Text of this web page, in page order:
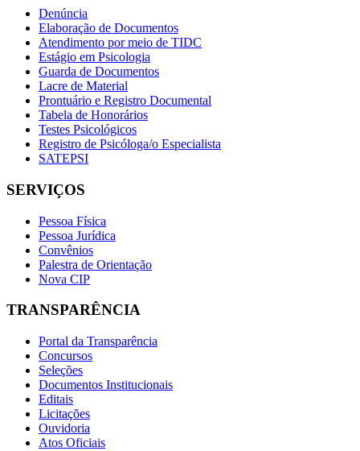
Denúncia
Elaboração de Documentos
Atendimento por meio de TIDC
Estágio em Psicologia
Guarda de Documentos
Lacre de Material
Prontuário e Registro Documental
Tabela de Honorários
Testes Psicológicos
Registro de Psicóloga/o Especialista
SATEPSI
SERVIÇOS
Pessoa Física
Pessoa Jurídica
Convênios
Palestra de Orientação
Nova CIP
TRANSPARÊNCIA
Portal da Transparência
Concursos
Seleções
Documentos Institucionais
Editais
Licitações
Ouvidoria
Atos Oficiais